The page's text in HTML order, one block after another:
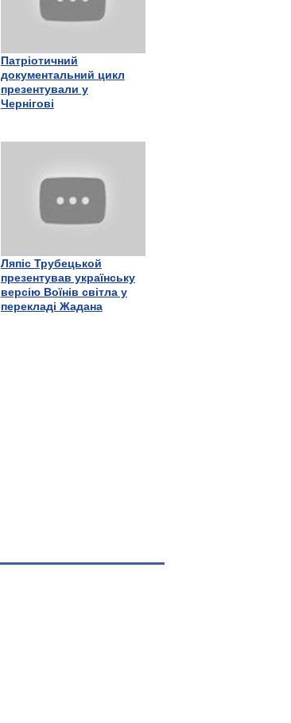
Патріотичний
документальний цикл
презентували у
Чернігові
Ляпіс Трубецькой
презентував українську
версію Воїнів світла у
перекладі Жадана